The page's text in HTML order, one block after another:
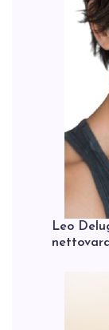
Leo